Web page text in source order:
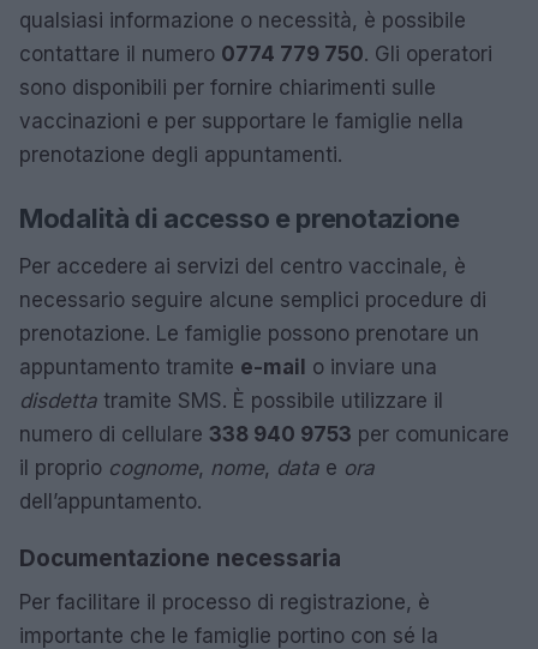
qualsiasi informazione o necessità, è possibile
contattare il numero 0774 779 750. Gli operatori
sono disponibili per fornire chiarimenti sulle
vaccinazioni e per supportare le famiglie nella
prenotazione degli appuntamenti.
Modalità di accesso e prenotazione
Per accedere ai servizi del centro vaccinale, è
necessario seguire alcune semplici procedure di
prenotazione. Le famiglie possono prenotare un
appuntamento tramite e-mail o inviare una
disdetta tramite SMS. È possibile utilizzare il
numero di cellulare 338 940 9753 per comunicare
il proprio cognome, nome, data e ora
dell’appuntamento.
Documentazione necessaria
Per facilitare il processo di registrazione, è
importante che le famiglie portino con sé la